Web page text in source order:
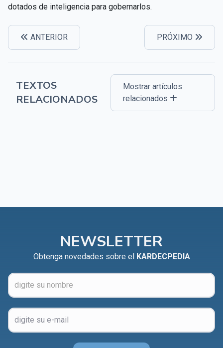
dotados de inteligencia para gobernarlos.
ANTERIOR PRÓXIMO
TEXTOS
RELACIONADOS
Mostrar artículos
relacionados
NEWSLETTER
Obtenga novedades sobre el KARDECPEDIA